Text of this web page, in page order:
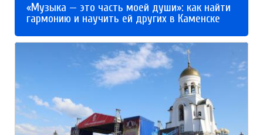
«Музыка — это часть моей души»: как найти
гармонию и научить ей других в Каменске